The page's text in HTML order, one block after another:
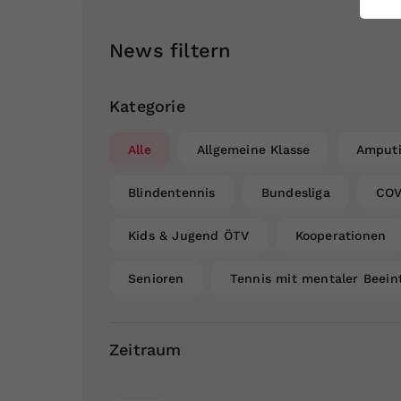
News filtern
Kategorie
Alle Allgemeine Klasse
Blindentennis Bundesliga
Kids & Jugend ÖTV Kooperationen
Senioren Tennis mit mentaler
Zeitraum